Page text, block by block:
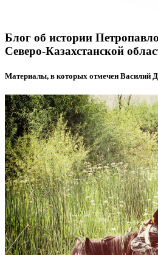
Блог об истории
Северо-Казахстанской
Материалы, в которых отмечен Василий